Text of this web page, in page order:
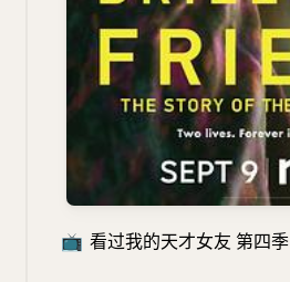
📺 看过我的天才女友 第四季